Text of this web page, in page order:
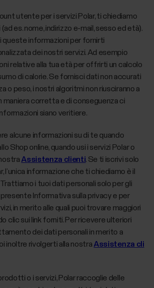
utente per i servizi Polar, ti chiediamo
es. nome, indirizzo e-mail, sesso ed età).
queste informazioni per fornirti
dei nostri servizi. Ad esempio
relative alla tua età per offrirti un calcolo
di calorie. Se fornisci dati non accurati
o peso, i nostri algoritmi non riusciranno a
maniera corretta e di conseguenza ci
siano veritiere.
alcune informazioni su di te quando
Shop online, quando usi i servizi Polar o
Assistenza clienti. Se ti iscrivi solo
l’unica informazione che ti chiediamo è il
i tuoi dati personali solo per gli
Informativa sulla privacy e per
in merito alle quali puoi trovare maggiori
clic sui link forniti. Per ricevere ulteriori
dei dati personali in merito a
inoltre rivolgerti alla nostra Assistenza cli
o i servizi, Polar raccoglie delle